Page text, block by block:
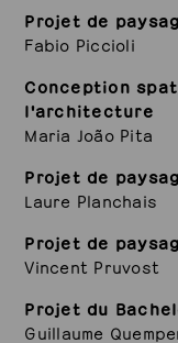
Projet de
Fabio Piccioli
Conception
l'architecture
Maria João Pita
Projet de
Laure Planchais
Projet de
Vincent Pruvost
Projet du
Guillaume